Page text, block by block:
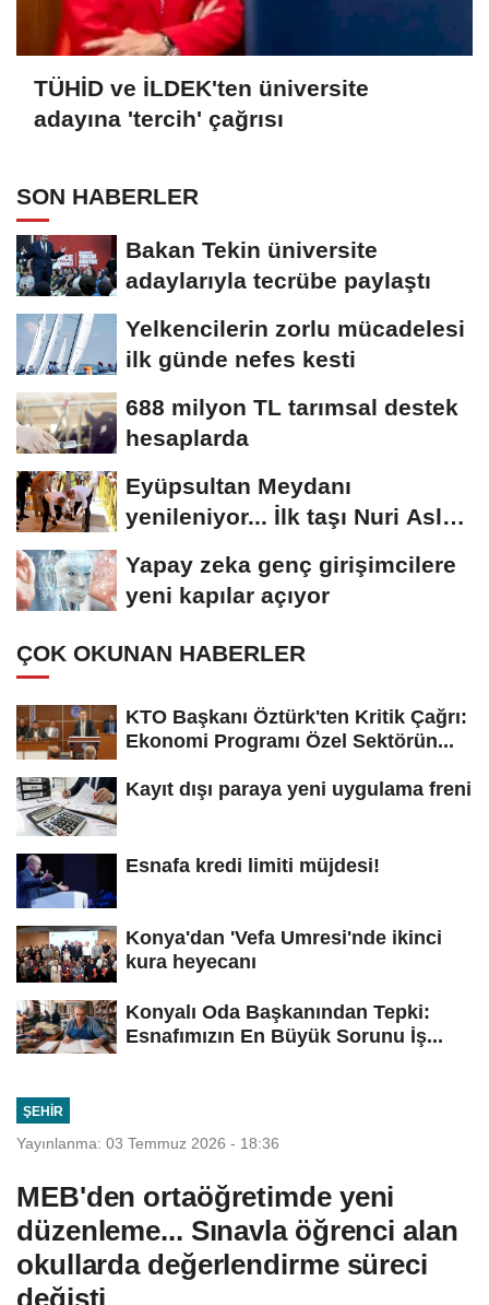
TÜHİD ve İLDEK'ten üniversite
adayına 'tercih' çağrısı
SON HABERLER
Bakan Tekin üniversite
adaylarıyla tecrübe paylaştı
Yelkencilerin zorlu mücadelesi
ilk günde nefes kesti
688 milyon TL tarımsal destek
hesaplarda
Eyüpsultan Meydanı
yenileniyor... İlk taşı Nuri Aslan
Yapay zeka genç girişimcilere
yeni kapılar açıyor
ÇOK OKUNAN HABERLER
KTO Başkanı Öztürk'ten Kritik Çağrı:
Ekonomi Programı Özel Sektörün...
Kayıt dışı paraya yeni uygulama freni
Esnafa kredi limiti müjdesi!
Konya'dan 'Vefa Umresi'nde ikinci
kura heyecanı
Konyalı Oda Başkanından Tepki:
Esnafımızın En Büyük Sorunu İş...
ŞEHIR
Yayınlanma: 03 Temmuz 2026 - 18:36
MEB'den ortaöğretimde yeni
düzenleme... Sınavla öğrenci alan
okullarda değerlendirme süreci